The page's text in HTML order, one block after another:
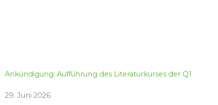
Ankündigung: Aufführung des Literaturkurses der Q1
29. Juni 2026